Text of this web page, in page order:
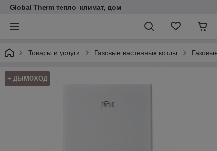
Global Therm тепло, климат, дом
Товары и услуги Газовые настенные котлы
+ ДЫМОХОД